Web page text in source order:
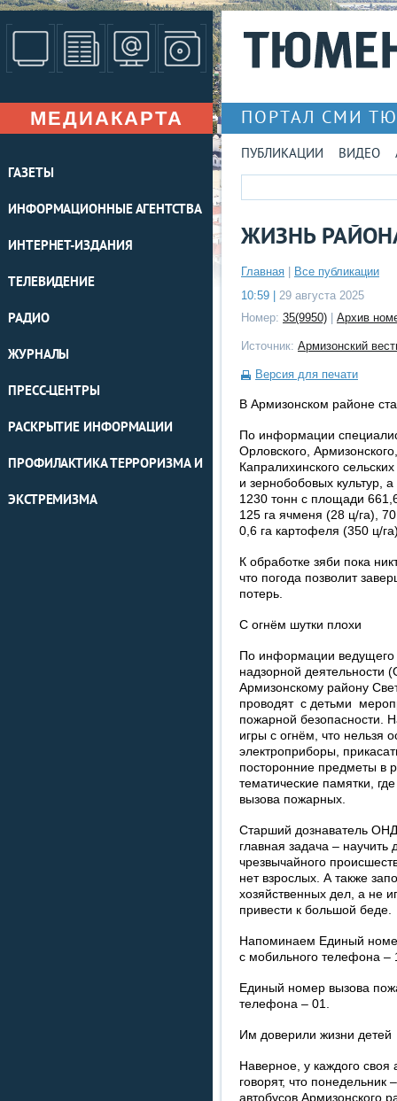
МЕДИАКАРТА
ГАЗЕТЫ
ИНФОРМАЦИОННЫЕ АГЕНТСТВА
ИНТЕРНЕТ-ИЗДАНИЯ
ТЕЛЕВИДЕНИЕ
РАДИО
ЖУРНАЛЫ
ПРЕСС-ЦЕНТРЫ
РАСКРЫТИЕ ИНФОРМАЦИИ
ПРОФИЛАКТИКА ТЕРРОРИЗМА И
ЭКСТРЕМИЗМА
ПОРТАЛ СМИ
ПУБЛИКАЦИИ ВИДЕО
ЖИЗНЬ
Главная
Все публикации
10:59 |
29 августа 2025
Номер: 35(9950) Архив
Источник: Армизонский
Версия для печати
В Армизонском районе
По информации
Орловского,
Капралихинского
и зернобобовых культур,
1230 тонн с площади
125 га ячменя (28 ц/га),
0,6 га картофеля (350 ц/
К обработке зяби пока
что погода позволит
потерь.
С огнём шутки плохи
По информации ведущего
надзорной
Армизонскому району
проводят с детьми
пожарной безопасности.
игры с огнём, что нельзя
электроприборы,
посторонние предметы в
тематические памятки,
вызова пожарных.
Старший дознаватель
главная задача – научить
чрезвычайного
нет взрослых. А также
хозяйственных дел, а не
привести к большой беде.
Напоминаем Единый
с мобильного телефона –
Единый номер вызова
телефона – 01.
Им доверили жизни детей
Наверное, у каждого
говорят, что
автобусов Армизонского